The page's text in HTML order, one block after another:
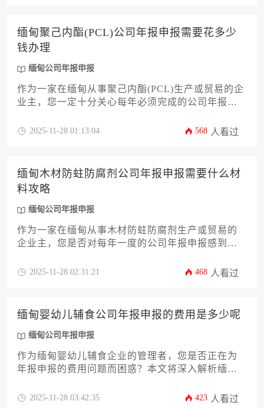
见问题及规避策略，帮助您高效完成申报流程，确
保企业合法运营。
缅甸聚己内酯(PCL)公司年报申报需要花多少
钱办理
缅甸公司年报申报
作为一家在缅甸从事聚己内酯(PCL)生产或贸易的企
业主，您一定十分关心每年必须完成的公司年报申
义务，更是企业合规经营和信誉的体现。办理缅甸
时性等多种因素的综合影响。本文将为您详细剖析
影响费用的各个维度，并提供实用的成本优化策
略，帮助您精准预算并高效完成这项重要工作。
2025-11-28 01:13:04 568 人看过
缅甸木材防蛀防腐剂公司年报申报需要什么材
料攻略
缅甸公司年报申报
作为一家在缅甸从事木材防蛀防腐剂生产或贸易的
企业主，您是否对每年一度的公司年报申报感到困
清单、核心注意事项及合规策略。文章旨在帮助企
健运营。
2025-11-28 02:31:21 468 人看过
缅甸婴幼儿辅食公司年报申报的费用是多少呢
缅甸公司年报申报
作为缅甸婴幼儿辅食企业的管理者，您是否正在为
年报申报的费用问题而困惑？本文将深入解析缅甸
费到潜在合规支出，全面剖析影响费用的关键因
2025-11-28 03:42:35 423 人看过